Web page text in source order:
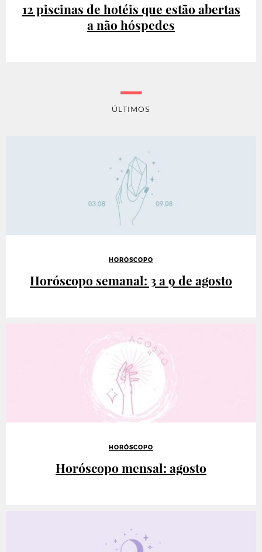
12 piscinas de hotéis que estão abertas
a não hóspedes
ÚLTIMOS
HORÓSCOPO
Horóscopo semanal: 3 a 9 de agosto
HORÓSCOPO
Horóscopo mensal: agosto